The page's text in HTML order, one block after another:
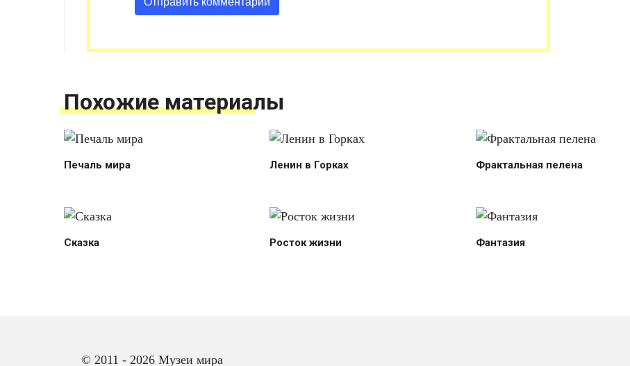
Похожие материалы
Печаль мира Ленин в Горках Фрактальная пелена
Сказка Росток жизни Фантазия
© 2011 - 2026 Музеи мира